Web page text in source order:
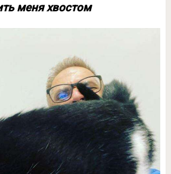
меня хвостом